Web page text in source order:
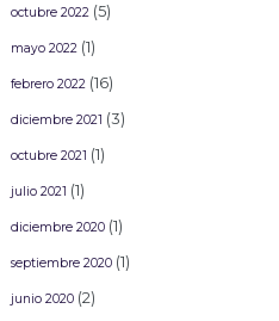
octubre 2022 (5)
mayo 2022 (1)
febrero 2022 (16)
diciembre 2021 (3)
octubre 2021 (1)
julio 2021 (1)
diciembre 2020(1)
septiembre 2020(1)
junio 2020(2)